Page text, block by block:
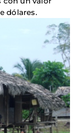
dólares.